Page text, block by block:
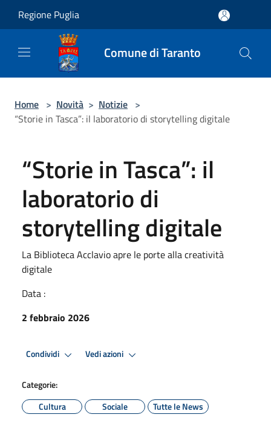
Regione Puglia
Comune di Taranto
Home > Novità > Notizie >
“Storie in Tasca”: il laboratorio di storytelling digitale
“Storie in Tasca”: il
laboratorio di
storytelling digitale
La Biblioteca Acclavio apre le porte alla creatività
digitale
Data :
2 febbraio 2026
Condividi Vedi azioni
Categorie:
Cultura
Sociale Tutte le News